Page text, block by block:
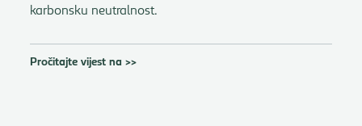
karbonsku neutralnost.
Pročitajte vijest na >>